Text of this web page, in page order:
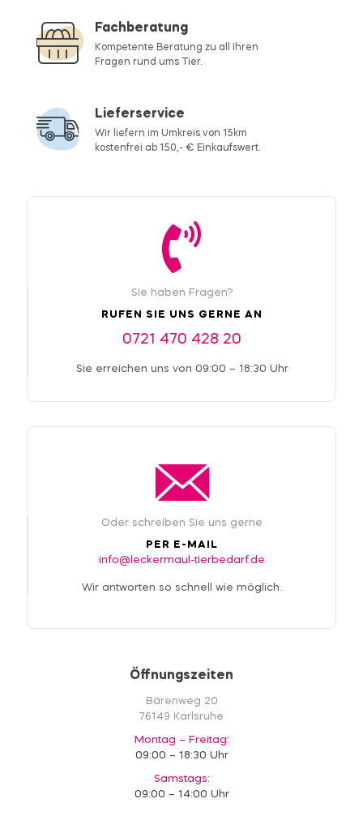
Fachberatung
Kompetente Beratung zu all Ihren
Fragen rund ums Tier.
Lieferservice
Wir liefern im Umkreis von 15km
kostenfrei ab 150,- € Einkaufswert.
Sie haben Fragen?
RUFEN SIE UNS GERNE AN
0721 470 428 20
Sie erreichen uns von 09:00 – 18:30 Uhr
Oder schreiben Sie uns gerne
PER E-MAIL
info@leckermaul-tierbedarf.de
Wir antworten so schnell wie möglich.
Öffnungszeiten
Bärenweg 20
76149 Karlsruhe
Montag – Freitag:
09:00 – 18:30 Uhr
Samstags:
09:00 – 14:00 Uhr